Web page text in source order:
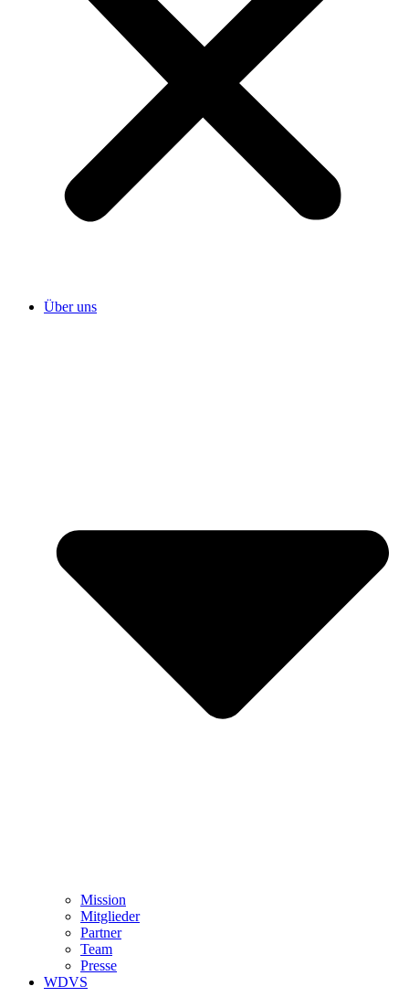
Über uns
Mission
Mitglieder
Partner
Team
Presse
WDVS